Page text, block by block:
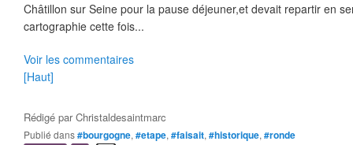
Châtillon sur Seine pour la pause déjeuner,et devait repartir en
cartographie cette fois...
Voir les commentaires
[Haut]
Rédigé parChristaldesaintmarc
Publié dans#bourgogne, #etape, #faisait, #historique, #ronde